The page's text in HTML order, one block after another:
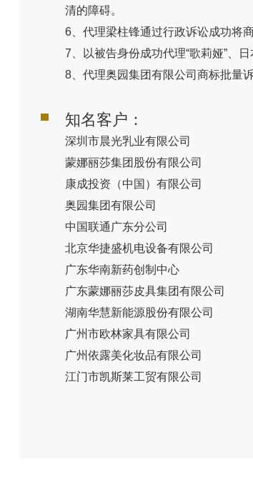
清的障碍。
6、代理梁柱锋通过行政诉讼成功将
7、以被告身份成功代理“歌莉娅”、
8、代理奥园集团有限公司商标批量
知名客户：
深圳市晨光乳业有限公司
蒙娜丽莎集团股份有限公司
康成投资（中国）有限公司
奥园集团有限公司
中国联通广东分公司
北京华捷盛机电设备有限公司
广东华南新药创制中心
广东蒙娜丽莎皮具集团有限公司
湖南华慧新能源股份有限公司
广州市欧林家具有限公司
广州依露美化妆品有限公司
江门市凯斯莱工贸有限公司